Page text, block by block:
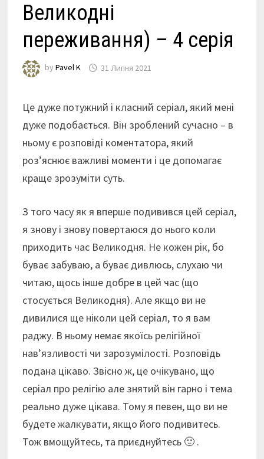
Великодні
переживання) – 4 серія
byPavel K 31 Липня 2021
Це дуже потужний і класний серіал, який мені
дуже подобається. Він зроблений сучасно – в
ньому є розповіді коментатора, який
роз’яснює важливі моменти і це допомагає
краще зрозуміти суть.
З того часу як я вперше подивився цей серіал,
я знову і знову повертаюся до нього коли
приходить час Великодня. Не кожен рік, бо
буває забуваю, а буває дивлюсь, слухаю чи
читаю, щось інше добре в цей час (що
стосується Великодня). Але якщо ви не
дивилися ще ніколи цей серіал, то я вам
раджу. В ньому немає якоїсь релігійної
нав’язливості чи зарозумілості. Розповідь
подана цікаво. Звісно ж, це очікувано, що
серіал про релігію але знятий він гарно і тема
реально дуже цікава. Тому я певен, що ви не
будете жалкувати, якщо його подивитесь.
Тож вмощуйтесь, та приєднуйтесь 🙂 .